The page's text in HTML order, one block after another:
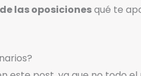
las oposicionesqué te